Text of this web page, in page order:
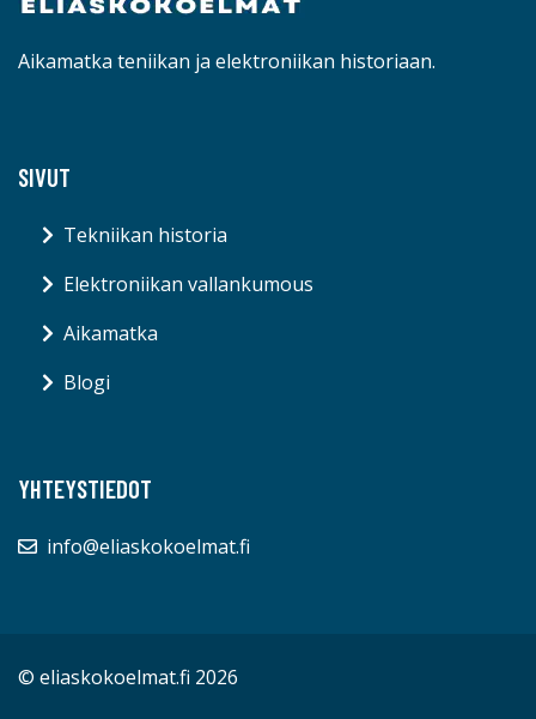
Aikamatka teniikan ja elektroniikan historiaan.
SIVUT
Tekniikan historia
Elektroniikan vallankumous
Aikamatka
Blogi
YHTEYSTIEDOT
info@eliaskokoelmat.fi
© eliaskokoelmat.fi 2026